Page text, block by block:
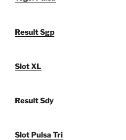
Result Sgp
Slot XL
Result Sdy
Slot Pulsa Tri